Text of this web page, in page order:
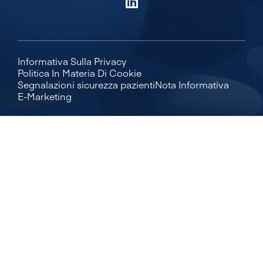
Informativa Sulla Privacy
Politica In Materia Di Cookie
Segnalazioni sicurezza pazientiNota Informativa
E-Marketing